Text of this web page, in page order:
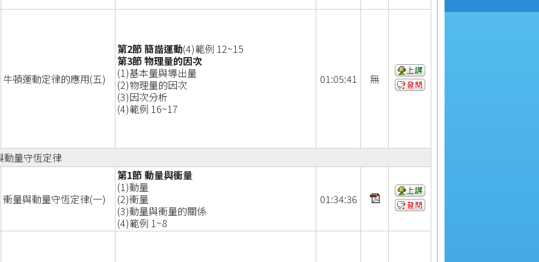
牛頓運動定律的應用(五)
第2節 簡諧運動(4)範例 12~15
第3節 物理量的因次
(1)基本量與導出量
(2)物理量的因次
(3)因次分析
(4)範例 16~17
01:05:41 無
動量守恆定律
衝量與動量守恆定律(一)
第1節 動量與衝量
(1)動量
(2)衝量
(3)動量與衝量的關係
(4)範例 1~8
01:34:36